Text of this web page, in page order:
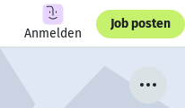
Anmelden
Job posten